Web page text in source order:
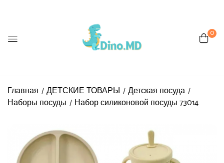
0
Главная ДЕТСКИЕ ТОВАРЫ
Детская посуда
Наборы посуды
Набор силиконовой посуды 73014
Be the first to review “Набор
Ваш адрес email не будет
опубликован. Обязательные поля
Ваша оценка